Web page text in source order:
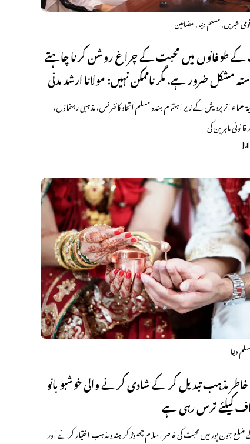
خبریں,مسلم دنیا,مضامین
طوفانوں میں محبت کے چراغ روشن کرنا چاہتے
مشکل ضرور ہے، مگر ناممکن نہیں: مولانا ارشد مدنی
علماء اتر پردیش کے زیرِ اہتمام ہندو مسلم اتحاد کانفرنس، مذہبی رہنماؤں،
ماہرین کی
دنیا
مذہب تبدیل کر کے شادی کرنے والی خوشبو بانو
کیلئے ترس رہی ہے
ضلع جون پور میں محبت کی خاطر اسلام چھوڑ کر ہندو مذہب اختیار کرنے اور